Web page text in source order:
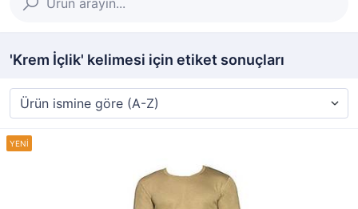
'Krem İçlik' kelimesi için etiket sonuçları